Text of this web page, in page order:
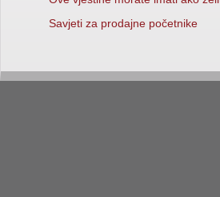
Savjeti za prodajne početnike